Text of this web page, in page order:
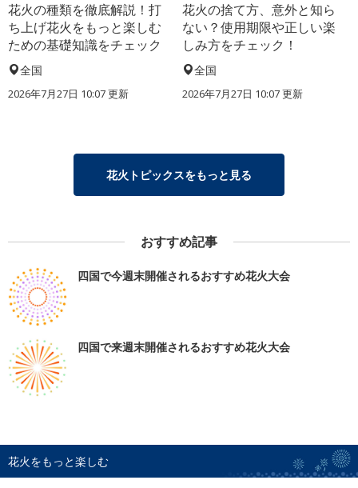
花火の種類を徹底解説！打
ち上げ花火をもっと楽しむ
ための基礎知識をチェック
全国
2026年7月27日 10:07 更新
花火の捨て方、意外と知ら
ない？使用期限や正しい楽
しみ方をチェック！
全国
2026年7月27日 10:07 更新
花火トピックスをもっと見る
おすすめ記事
四国で今週末開催されるおすすめ花火大会
四国で来週末開催されるおすすめ花火大会
花火をもっと楽しむ